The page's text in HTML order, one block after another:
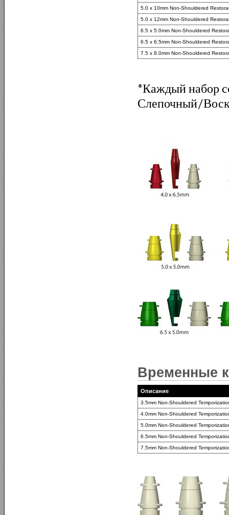
5.0 x 10mm Non-Shouldered
5.0 x 12mm Non-Shouldered
6.5 x 5.0mm Non-Shouldered
6.5 x 6.5mm Non-Shouldered
7.5 x 8.0mm Non-Shouldered
*Каждый набор
Слепочный/
Временные
Описание
3.5mm Non-Shouldered
4.0mm Non-Shouldered
5.0mm Non-Shouldered
6.5mm Non-Shouldered
7.5mm Non-Shouldered